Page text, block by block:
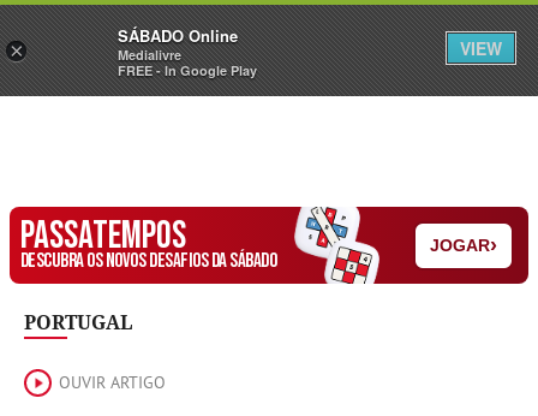
Sábado Assine Iniciar Sessão
PASSATEMPOS
DESCUBRA OS NOVOS DESAFIOS DA SÁBADO
JOGAR›
PORTUGAL
OUVIR ARTIGO
×
SÁBADO Online
Medialivre
FREE - In Google Play
VIEW